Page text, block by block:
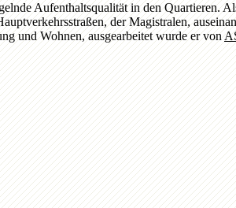
Aufenthaltsqualität in den Quartieren.
der Magistralen,
und Wohnen, ausgearbeitet wurde er von